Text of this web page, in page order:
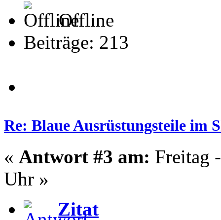
Offline
Beiträge: 213
Re: Blaue Ausrüstungsteile im
« Antwort #3 am: Freitag
Uhr »
Zitat